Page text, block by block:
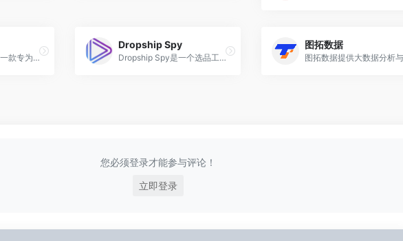
小盒子TV工具箱是一款专为TVbox、影视仓、IPTV等接口提供解析编辑的免费工具箱！
Dropship Spy
‌Dropship Spy‌是一个选品工具，旨在帮助电商卖家了解Facebook和Instagram当前的爆品和潜力产品，包括一些关键词数据。
图拓数据
您必须登录才能参与评论！
立即登录